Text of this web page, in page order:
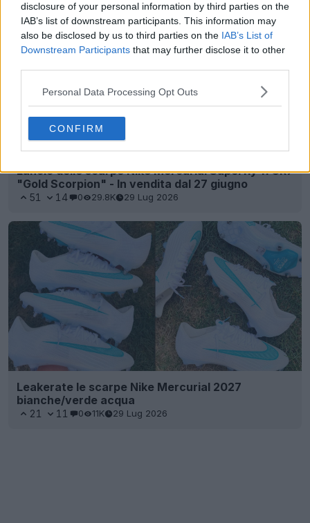
disclosure of your personal information by third parties on the
IAB’s list of downstream participants. This information may
also be disclosed by us to third parties on the IAB’s List of
Downstream Participants that may further disclose it to other
Personal Data Processing Opt Outs
CONFIRM
Lancio delle scarpe Nike Mercurial Superfly 11 CR7
"Gold Scorpion" - In vendita dal 27 giugno
51 14 0 29.8K 29 Lug 2026
Leakerate le scarpe Nike Mercurial 2027
bianche/verde acqua
21 11 0 11K 29 Lug 2026